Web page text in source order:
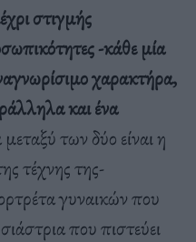
στιγμής
-κάθε μία
χαρακτήρα,
και ένα
των δύο είναι η
τέχνης της-
γυναικών που
που πιστεύει